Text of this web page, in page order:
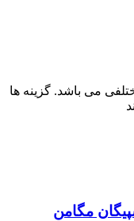
می باشد. گزینه ها